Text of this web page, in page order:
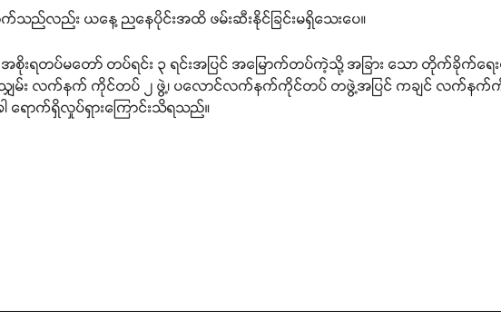
သည်လည်း ယနေ့ ညနေပိုင်းအထိ ဖမ်းဆီးနိုင်ခြင်းမရှိသေးပေ။
ရတပ်မတော် တပ်ရင်း ၃ ရင်းအပြင် အမြောက်တပ်ကဲ့သို့ အခြား သော တိုက်ခိုက်ရေးပံ့ပို
ျှမ်း လက်နက် ကိုင်တပ် ၂ ဖွဲ့၊ ပလောင်လက်နက်ကိုင်တပ် တဖွဲ့အပြင် ကချင် လက်နက်ကိုင်
ရောက်ရှိလှုပ်ရှားကြောင်းသိရသည်။